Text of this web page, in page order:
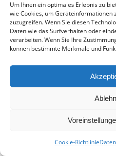
Um Ihnen ein optimales Erlebnis zu
wie Cookies, um Geräteinformationen
zuzugreifen. Wenn Sie diesen
Daten wie das Surfverhalten oder
verarbeiten. Wenn Sie Ihre
können bestimmte Merkmale und
Cookie-Richtlinie
Es kommt vor, dass Sie
Stelle nicht weiter
den Bohrer hin und her
zu erhöhen. Greifen Sie
Anwendung. Sind Sie sich
welches Material Sie
klappt das auch.